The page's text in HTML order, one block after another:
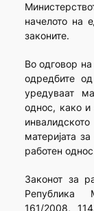
начелото на
законите.
Во одговор
одредбите
уредуваат
однос, како и
материјата
работен
Законот за
Република
161/2008,